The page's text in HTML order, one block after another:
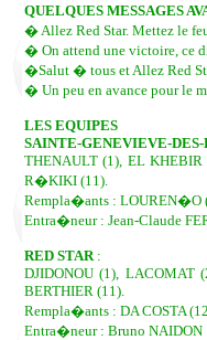
QUELQUES MESSAGES
� Allez Red Star. Mettez le
� On attend une victoire, ce
�Salut � tous et Allez Red
� Un peu en avance pour le
LES EQUIPES
SAINTE-GENEVIEVE-DES-
THENAULT (1), EL KHEBIR
R�KIKI (11).
Rempla�ants : LOUREN�O
Entra�neur : Jean-Claude
RED STAR :
DJIDONOU (1), LACOMAT
BERTHIER (11).
Rempla�ants : DA COSTA
Entra�neur : Bruno NAIDON